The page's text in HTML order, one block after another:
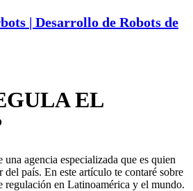
| Desarrollo de Robots de
EL
agencia especializada que es quien
del país. En este artículo te contaré sobre
regulación en Latinoamérica y el mundo.